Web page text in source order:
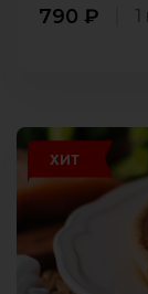
790 ₽ 1
ХИТ